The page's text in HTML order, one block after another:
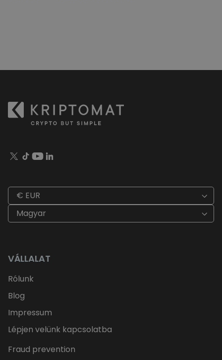
€ EUR
Magyar
VÁLLALAT
Rólunk
Blog
Impressum
Lépjen velünk kapcsolatba
Fraud prevention